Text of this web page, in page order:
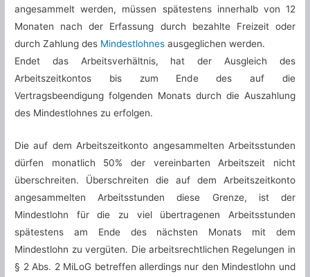
angesammelt werden, müssen spätestens innerhalb von 12
Monaten nach der Erfassung durch bezahlte Freizeit oder
durch Zahlung des Mindestlohnes ausgeglichen werden.
Endet das Arbeitsverhältnis, hat der Ausgleich des
Arbeitszeitkontos bis zum Ende des auf die
Vertragsbeendigung folgenden Monats durch die Auszahlung
des Mindestlohnes zu erfolgen.
Die auf dem Arbeitszeitkonto angesammelten Arbeitsstunden
dürfen monatlich 50% der vereinbarten Arbeitszeit nicht
überschreiten. Überschreiten die auf dem Arbeitszeitkonto
angesammelten Arbeitsstunden diese Grenze, ist der
Mindestlohn für die zu viel übertragenen Arbeitsstunden
spätestens am Ende des nächsten Monats mit dem
Mindestlohn zu vergüten. Die arbeitsrechtlichen Regelungen in
§ 2 Abs. 2 MiLoG betreffen allerdings nur den Mindestlohn und